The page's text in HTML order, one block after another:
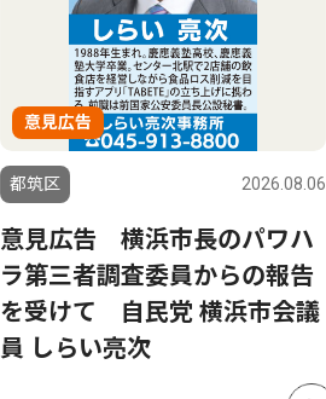
意見広告
都筑区 2026.08.06
意見広告 横浜市長のパワハ
ラ第三者調査委員からの報告
を受けて 自民党 横浜市会議
員 しらい亮次